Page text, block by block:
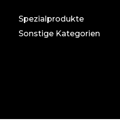
Spezialprodukte
Sonstige Kategorien